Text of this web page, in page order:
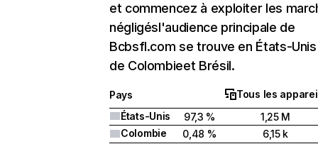
et commencez à exploiter les
négligésl'audience principale de
Bcbsfl.com se trouve en États-
de Colombieet Brésil.
Pays
Tous les
États-Unis
97,3 %
1,25 M
Colombie
0,48 %
6,15 k